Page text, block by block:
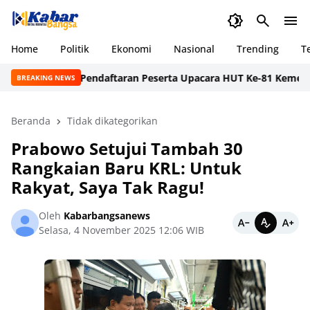
Home Politik Ekonomi Nasional Trending
BREAKING NEWSPendaftaran Peserta Upacara HUT Ke-81
Beranda Tidak dikategorikan
Prabowo Setujui Tambah 30
Rangkaian Baru KRL: Untuk
Rakyat, Saya Tak Ragu!
Oleh Kabarbangsanews
Selasa, 4 November 2025 12:06 WIB